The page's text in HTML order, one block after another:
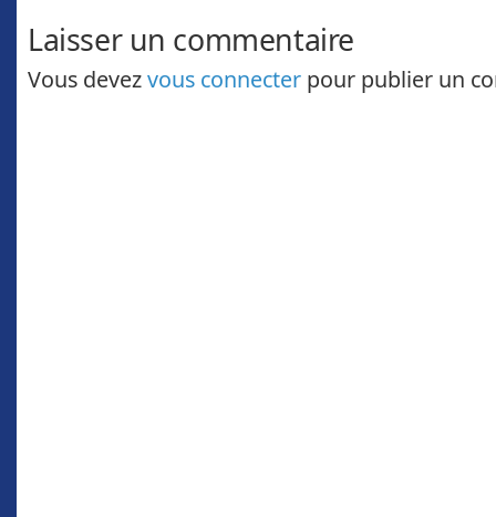
Laisser un commentaire
Vous devezvous connecter pour publier un